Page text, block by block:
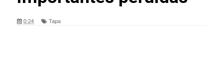
0:24 Tapa